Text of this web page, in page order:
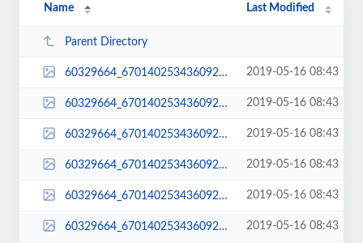
Name Last Modified
Parent Directory
60329664_670140253436092_2695988724461731840_n-1-1024x636.jpg 2019-05-16 08:43
60329664_670140253436092_2695988724461731840_n-1-1080x671.jpg 2019-05-16 08:43
60329664_670140253436092_2695988724461731840_n-1-1080x675.jpg 2019-05-16 08:43
60329664_670140253436092_2695988724461731840_n-1-150x150.jpg 2019-05-16 08:43
60329664_670140253436092_2695988724461731840_n-1-300x186.jpg 2019-05-16 08:43
60329664_670140253436092_2695988724461731840_n-1-400x250.jpg 2019-05-16 08:43